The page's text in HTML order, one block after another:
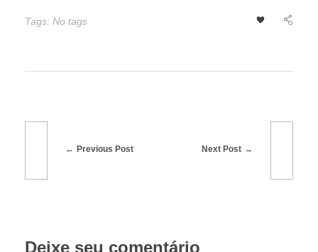
a
d
Tags: No tags
Previous Post Next Post
Deixe seu comentário